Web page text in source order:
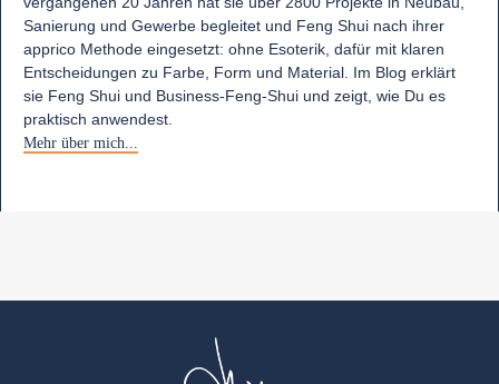
Sanierung und Gewerbe begleitet und Feng Shui nach ihrer
apprico Methode eingesetzt: ohne Esoterik, dafür mit klaren
Entscheidungen zu Farbe, Form und Material. Im Blog erklärt
sie Feng Shui und Business-Feng-Shui und zeigt, wie Du es
praktisch anwendest.
Mehr über mich...